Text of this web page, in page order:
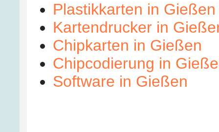
Plastikkarten in Gießen
Kartendrucker in
Chipkarten in Gießen
Chipcodierung in
Software in Gießen